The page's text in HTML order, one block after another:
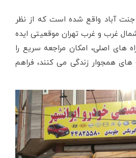
جنت آباد واقع شده است که از نظر
غرب و غرب تهران موقعیتی ایده
های اصلی، امکان مراجعه سریع را
های همجوار زندگی می کنند، فراهم